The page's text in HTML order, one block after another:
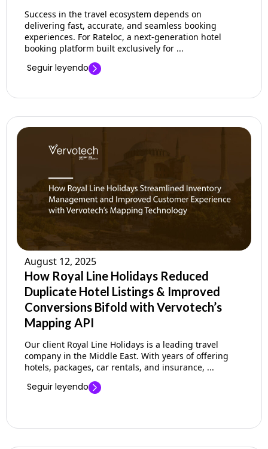
Success in the travel ecosystem depends on
delivering fast, accurate, and seamless booking
experiences. For Rateloc, a next-generation hotel
booking platform built exclusively for ...
Seguir leyendo
August 12, 2025
How Royal Line Holidays Reduced
Duplicate Hotel Listings & Improved
Conversions Bifold with Vervotech’s
Mapping API
Our client Royal Line Holidays is a leading travel
company in the Middle East. With years of offering
hotels, packages, car rentals, and insurance, ...
Seguir leyendo